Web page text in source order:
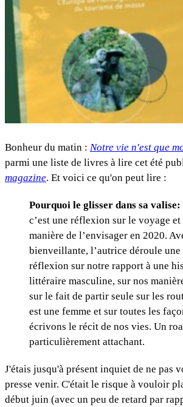
Bonheur du matin : Notre vie n'est que
parmi une liste de livres à lire cet été
magazine. Et voici ce qu'on peut lire :
Pourquoi le glisser dans sa valise:
c’est une réflexion sur le voyage et
manière de l’envisager en 2020.
bienveillante, l’autrice déroule une
réflexion sur notre rapport à une
littéraire masculine, sur nos
sur le fait de partir seule sur les
est une femme et sur toutes les
écrivons le récit de nos vies. Un
particulièrement attachant.
J'étais jusqu'à présent inquiet de ne pas
presse venir. C'était le risque à vouloir
début juin (avec un peu de retard par